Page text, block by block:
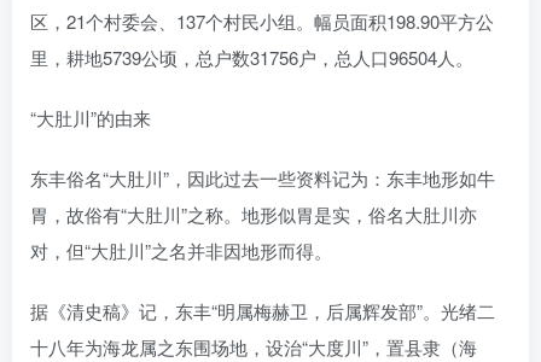
区，21个村委会、137个村民小组。幅员面积198.90平方公
里，耕地5739公顷，总户数31756户，总人口96504人。
“大肚川”的由来
东丰俗名“大肚川”，因此过去一些资料记为：东丰地形如牛
胃，故俗有“大肚川”之称。地形似胃是实，俗名大肚川亦
对，但“大肚川”之名并非因地形而得。
据《清史稿》记，东丰“明属梅赫卫，后属辉发部”。光绪二
十八年为海龙属之东围场地，设治“大度川”，置县隶（海